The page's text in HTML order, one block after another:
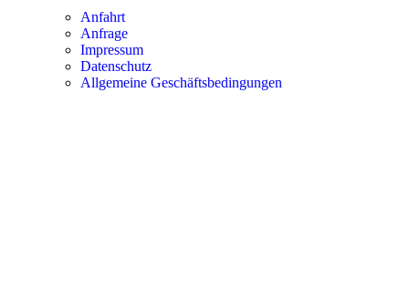
Anfahrt
Anfrage
Impressum
Datenschutz
Allgemeine Geschäftsbedingungen